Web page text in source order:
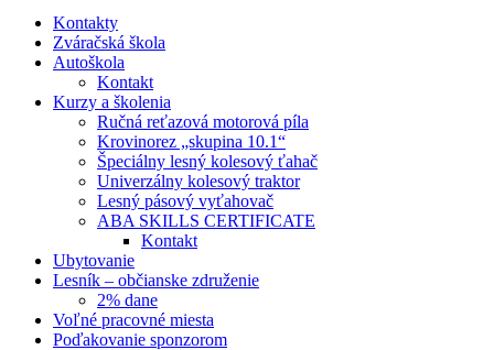
Kontakty
Zváračská škola
Autoškola
Kontakt
Kurzy a školenia
Ručná reťazová motorová píla
Krovinorez „skupina 10.1“
Špeciálny lesný kolesový ťahač
Univerzálny kolesový traktor
Lesný pásový vyťahovač
ABA SKILLS CERTIFICATE
Kontakt
Ubytovanie
Lesník – občianske združenie
2% dane
Voľné pracovné miesta
Poďakovanie sponzorom